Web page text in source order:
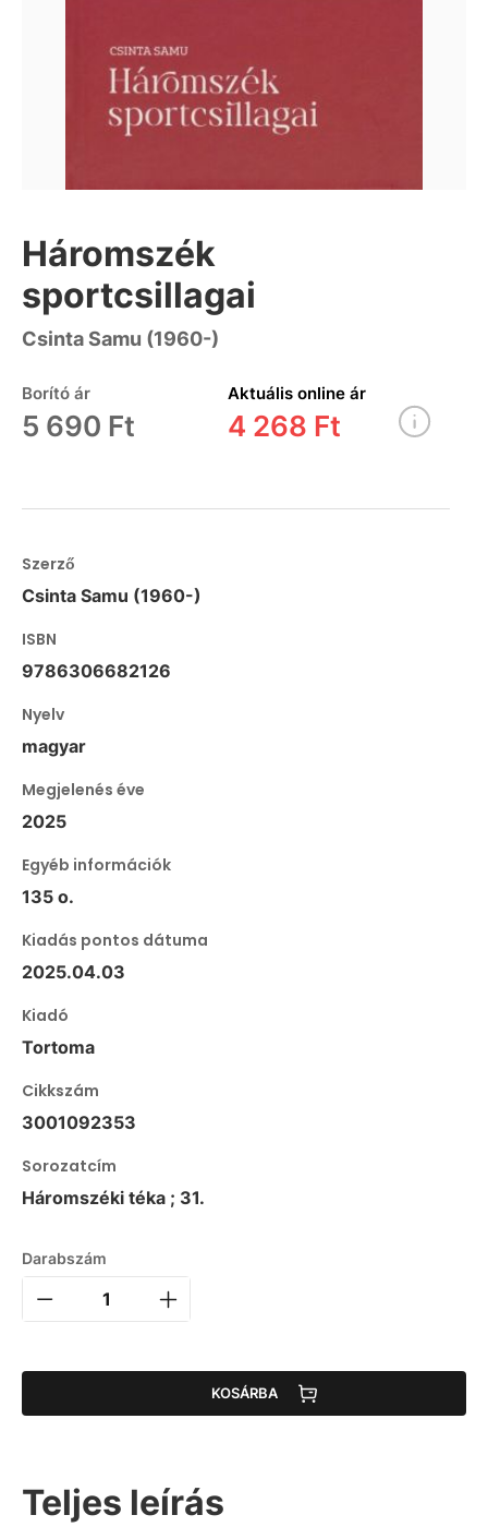
Háromszék
sportcsillagai
Csinta Samu (1960-)
Borító ár
5 690 Ft
Aktuális online ár
4 268 Ft
Szerző
Csinta Samu (1960-)
ISBN
9786306682126
Nyelv
magyar
Megjelenés éve
2025
Egyéb információk
135 o.
Kiadás pontos dátuma
2025.04.03
Kiadó
Tortoma
Cikkszám
3001092353
Sorozatcím
Háromszéki téka ; 31.
Darabszám
KOSÁRBA
Teljes leírás